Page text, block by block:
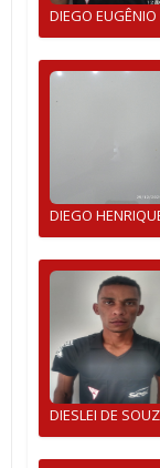
DIEGO
DIEGO
DIESLEI DE